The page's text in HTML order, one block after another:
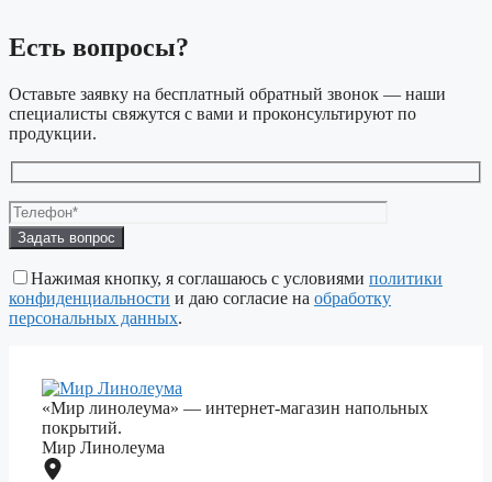
Есть вопросы?
Оставьте заявку на бесплатный обратный звонок — наши
специалисты свяжутся с вами и проконсультируют по
продукции.
Оставьте
это
поле
пустым.
Нажимая кнопку, я соглашаюсь с условиями политики
конфиденциальности и даю согласие на обработку
персональных данных.
«Мир линолеума» — интернет-магазин напольных
покрытий.
Мир Линолеума